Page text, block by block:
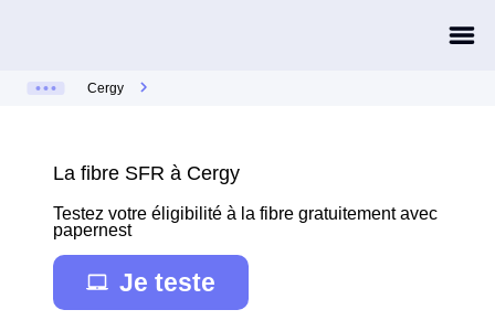
Cergy
La fibre SFR à Cergy
Testez votre éligibilité à la fibre gratuitement avec
papernest
Je teste